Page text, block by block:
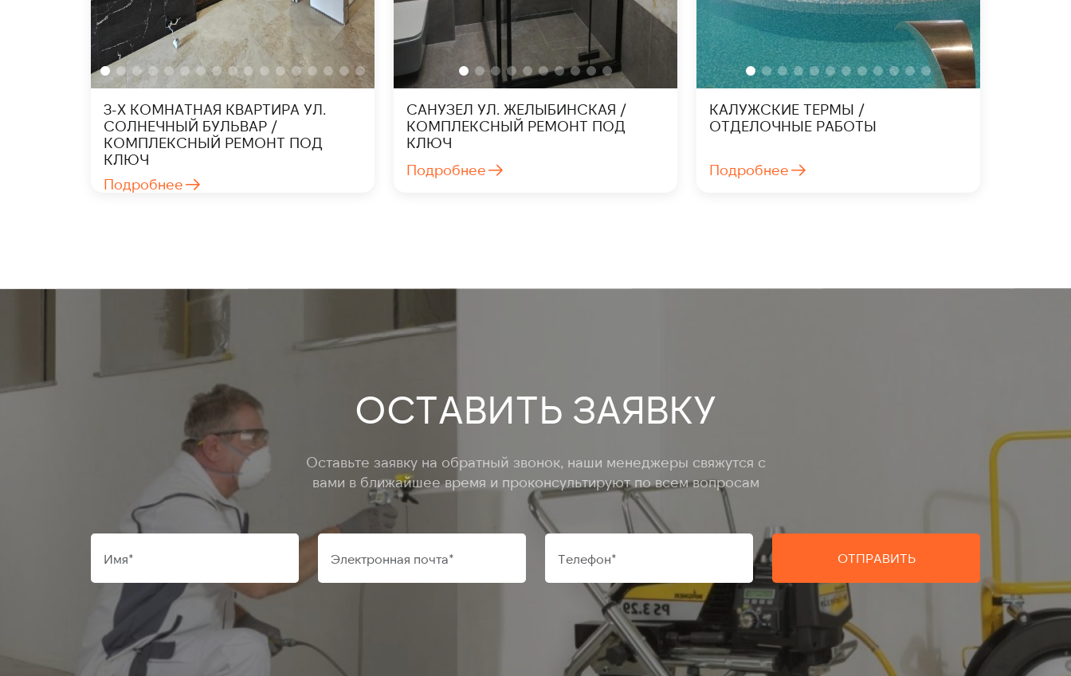
3-Х КОМНАТНАЯ КВАРТИРА УЛ.
СОЛНЕЧНЫЙ БУЛЬВАР /
КОМПЛЕКСНЫЙ РЕМОНТ ПОД
КЛЮЧ
Подробнее
САНУЗЕЛ УЛ. ЖЕЛЫБИНСКАЯ /
КОМПЛЕКСНЫЙ РЕМОНТ ПОД
КЛЮЧ
Подробнее
КАЛУЖСКИЕ ТЕРМЫ /
ОТДЕЛОЧНЫЕ РАБОТЫ
Подробнее
ОСТАВИТЬ ЗАЯВКУ
Оставьте заявку на обратный звонок, наши менеджеры свяжутся с
вами в ближайшее время и проконсультируют по всем вопросам
ОТПРАВИТЬ